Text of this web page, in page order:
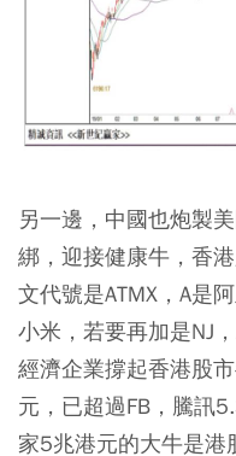
另一邊，中國也炮製
綁，迎接健康牛，香
文代號是ATMX，A是
小米，若要再加是NJ
經濟企業撐起香港股
元，已超過FB，騰訊
家5兆港元的大牛是港